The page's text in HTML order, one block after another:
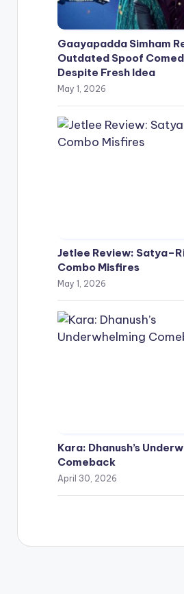
Gaayapadda Simham
Outdated Spoof
Despite Fresh Idea
May 1, 2026
Jetlee Review:
Combo Misfires
May 1, 2026
Kara: Dhanush’s
Comeback
April 30, 2026